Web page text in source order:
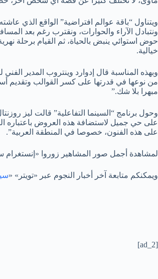
ويتناول “باقة عوالم افتراضية” الواقع الذي
ونتبادل الآراء والحوارات، ونقترب رغم بعد
حوض استوائي ينبض بالحياة، ثم القيام برحلة
خيالية.
وبهذه المناسبة قال إدوارد وينتروب المدير
من نوعها في قدرتها على كسر القوالب وتقديم
مبهرا بلا شك.”
وحول برنامج “السينما التفاعلية” قالت ليز
على حي جميل لاستضافة هذه العروض باعتباره
على هذه الفنون، خصوصا في المنطقة العربية”.
لمشاهدة أجمل صور المشاهير زوروا «إنستغرام
ويمكنكم متابعة آخر أخبار النجوم عبر «تويتر» «
[ad_2]